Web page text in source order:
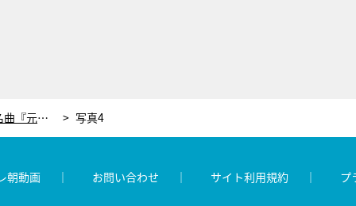
鉄拳×竹内まりやのコラボが実現！名曲『元気を出して』が感動パラパラ漫画に【ウルトラFES】 写真4
朝動画 お問い合わせ サイト利用規約 プ